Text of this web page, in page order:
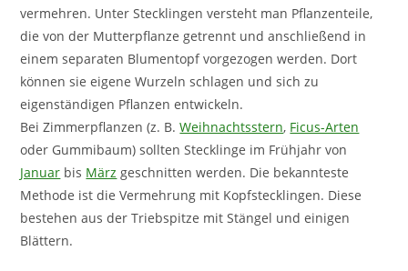
vermehren. Unter Stecklingen versteht man Pflanzenteile,
die von der Mutterpflanze getrennt und anschließend in
einem separaten Blumentopf vorgezogen werden. Dort
können sie eigene Wurzeln schlagen und sich zu
eigenständigen Pflanzen entwickeln.
Bei Zimmerpflanzen (z. B.Weihnachtsstern, Ficus-Arten
oder Gummibaum) sollten Stecklinge im Frühjahr von
Januar bis März geschnitten werden. Die bekannteste
Methode ist die Vermehrung mit Kopfstecklingen. Diese
bestehen aus der Triebspitze mit Stängel und einigen
Blättern.